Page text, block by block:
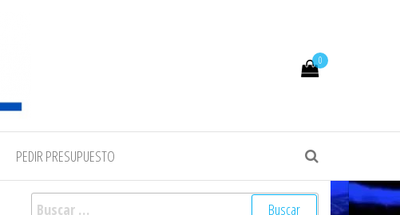
0
PEDIR PRESUPUESTO
Buscar: